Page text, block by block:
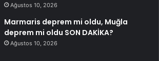
Ağustos 10, 2026
Marmaris deprem mi oldu, Muğla
deprem mi oldu SON DAKİKA?
Ağustos 10, 2026